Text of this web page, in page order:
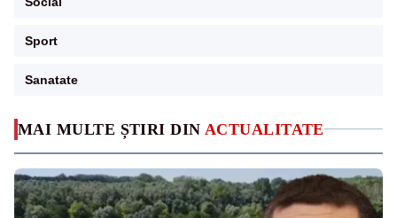
MAI MULTE ȘTIRI DIN ACTUALITATE
Sport
Sanatate